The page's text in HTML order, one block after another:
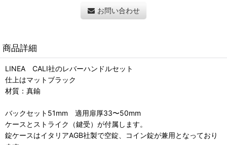
お問い合わせ
商品詳細
LINEA CALI社のレバーハンドルセット
仕上はマットブラック
材質：真鍮
バックセット51mm 適用扉厚33〜50mm
ケースとストライク（鍵受）が付属します。
錠ケースはイタリアAGB社製で空錠、コイン錠が兼用となっており